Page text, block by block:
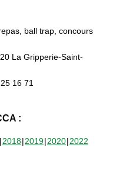
ball trap, concours
La Gripperie-Saint-
16 71
:
2018 2019 2020 2022